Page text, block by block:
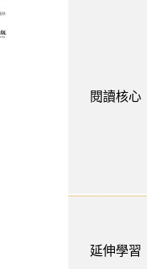
閱讀核心
延伸學習